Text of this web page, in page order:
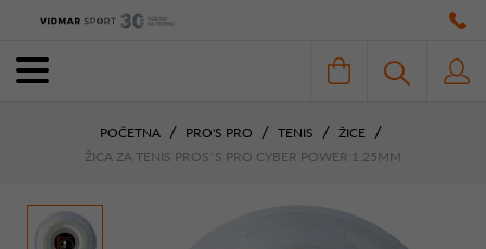
POČETNA PRO'S PRO TENIS
ŽICE
ŽICA ZA TENIS PROS`S PRO CYBER POWER 1.25MM